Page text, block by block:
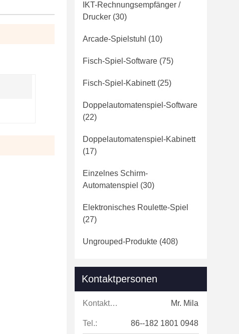
IKT-Rechnungsempfänger /
Drucker (30)
Arcade-Spielstuhl (10)
Fisch-Spiel-Software (75)
Fisch-Spiel-Kabinett(25)
Doppelautomatenspiel-Software
(22)
Doppelautomatenspiel-Kabinett
(17)
Einzelnes Schirm-
Automatenspiel (30)
Elektronisches Roulette-Spiel
(27)
Ungrouped-Produkte (408)
Kontaktpersonen
Kontaktpersonen: Mr. Mila
Tel.: 86--182 1801 0948